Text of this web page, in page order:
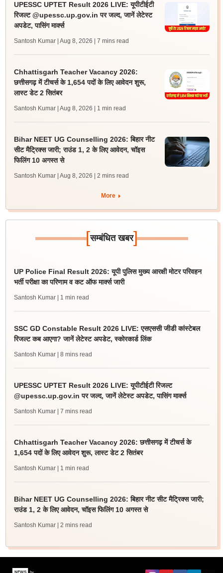
UPESSC UPTET Result 2026 LIVE: यूपीटीईटी
रिजल्ट @upessc.up.gov.in पर जल्द, जानें लेटेस्ट
अपडेट, पासिंग मार्क्स
Santosh Kumar | Aug 8, 2026 | 7 mins read
Chhattisgarh Teacher Vacancy 2026:
छत्तीसगढ़ में टीचर्स के 1,654 पदों के लिए आवेदन शुरू,
लास्ट डेट 2 सितंबर
Santosh Kumar | Aug 8, 2026 | 1 min read
Bihar NEET UG Counselling 2026: बिहार नीट
सीट मैट्रिक्स जारी; राउंड 1, 2 के लिए आवेदन, चॉइस
फिलिंग 10 अगस्त से
Santosh Kumar | Aug 8, 2026 | 2 mins read
More
[सम्बंधित खबर]
UP Police Final Result 2026: यूपी पुलिस मुख्य आरक्षी मोटर परिवहन
भर्ती परीक्षा का परिणाम व कट ऑफ मार्क्स जारी
Santosh Kumar | 1 min read
SSC GD Constable Result 2026 LIVE: एसएससी जीडी कांस्टेबल
रिजल्ट कब आएगा? जानें लेटेस्ट अपडेट, स्कोरकार्ड लिंक
Santosh Kumar | 8 mins read
UPESSC UPTET Result 2026 LIVE: यूपीटीईटी रिजल्ट
@upessc.up.gov.in पर जल्द, जानें लेटेस्ट अपडेट, पासिंग मार्क्स
Santosh Kumar | 7 mins read
Chhattisgarh Teacher Vacancy 2026: छत्तीसगढ़ में टीचर्स के
1,654 पदों के लिए आवेदन शुरू, लास्ट डेट 2 सितंबर
Santosh Kumar | 1 min read
Bihar NEET UG Counselling 2026: बिहार नीट सीट मैट्रिक्स जारी;
राउंड 1, 2 के लिए आवेदन, चॉइस फिलिंग 10 अगस्त से
Santosh Kumar | 2 mins read